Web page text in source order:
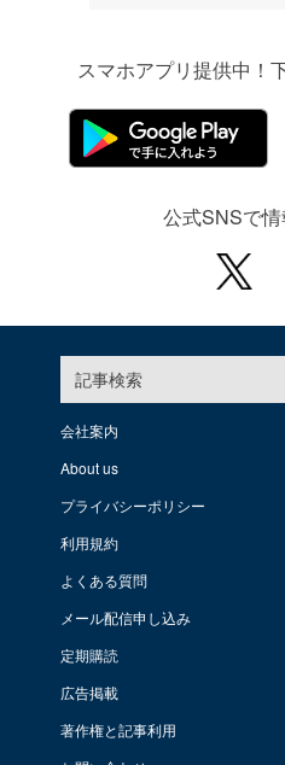
スマホアプリ提供中！
公式SNSで情
記事検索
会社案内
About us
プライバシーポリシー
利用規約
よくある質問
メール配信申し込み
定期購読
広告掲載
著作権と記事利用